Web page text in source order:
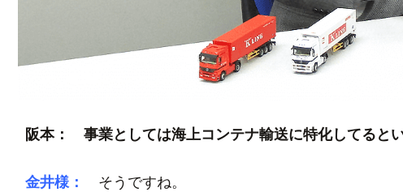
阪本： 事業としては海上コンテナ輸送に特化してると
金井様： そうですね。